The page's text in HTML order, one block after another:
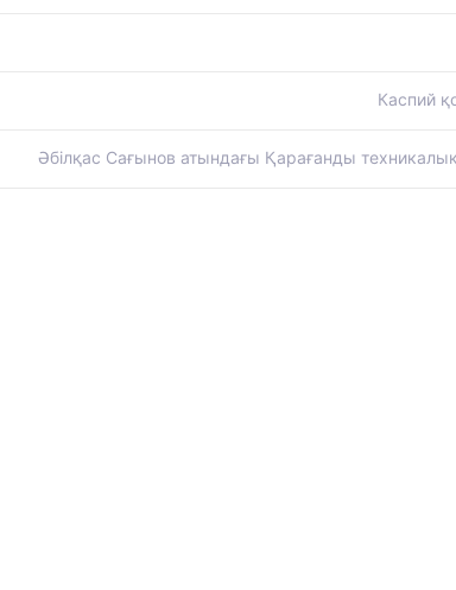
Каспий
Әбілқас Сағынов атындағы Қарағанды